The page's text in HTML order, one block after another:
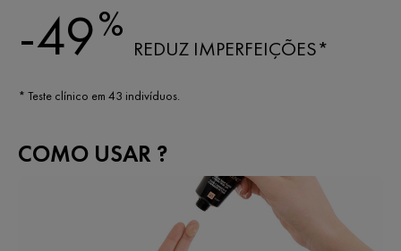
-49%
REDUZ IMPERFEIÇÕES*
* Teste clínico em 43 indivíduos.
COMO USAR ?